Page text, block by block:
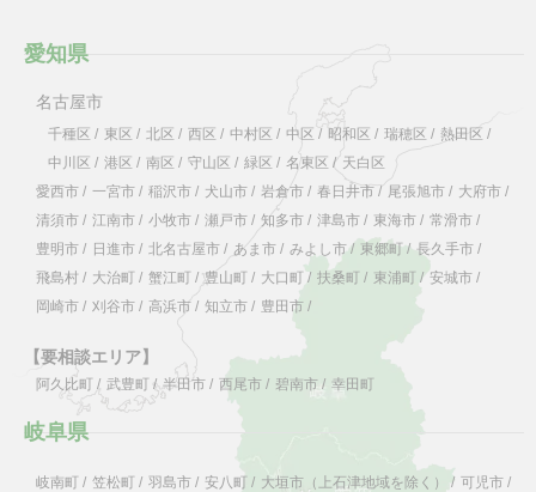
愛知県
名古屋市
千種区 / 東区 / 北区 / 西区 / 中村区 / 中区 / 昭和区 / 瑞穂区 / 熱田区 /
中川区 / 港区 / 南区 / 守山区 / 緑区 / 名東区 / 天白区
愛西市 / 一宮市 / 稲沢市 / 犬山市 / 岩倉市 / 春日井市 / 尾張旭市 / 大府市 /
清須市 / 江南市 / 小牧市 / 瀬戸市 / 知多市 / 津島市 / 東海市 / 常滑市 /
豊明市 / 日進市 / 北名古屋市 / あま市 / みよし市/ 東郷町 / 長久手市 /
飛島村 / 大治町 / 蟹江町 / 豊山町 / 大口町 / 扶桑町 / 東浦町 / 安城市 /
岡崎市 / 刈谷市 / 高浜市 / 知立市 / 豊田市 /
【要相談エリア】
阿久比町 / 武豊町 / 半田市 / 西尾市 / 碧南市 / 幸田町
岐阜県
岐南町 / 笠松町 / 羽島市 / 安八町 / 大垣市（上石津地域を除く） / 可児市 /